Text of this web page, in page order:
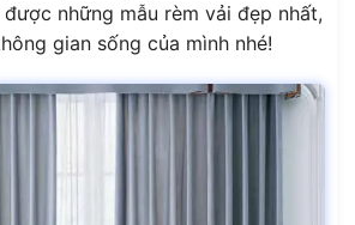
những mẫu rèm vải đẹp nhất,
gian sống của mình nhé!